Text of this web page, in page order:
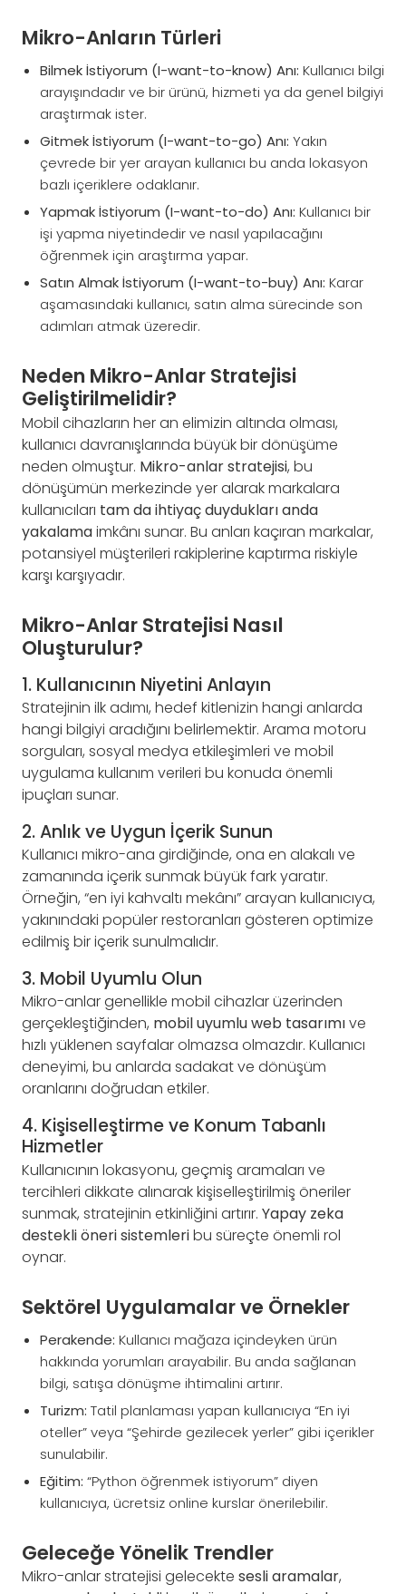
Mikro-Anların Türleri
Bilmek İstiyorum (I-want-to-know) Anı: Kullanıcı bilgi
arayışındadır ve bir ürünü, hizmeti ya da genel bilgiyi
araştırmak ister.
Gitmek İstiyorum (I-want-to-go) Anı: Yakın
çevrede bir yer arayan kullanıcı bu anda lokasyon
bazlı içeriklere odaklanır.
Yapmak İstiyorum (I-want-to-do) Anı: Kullanıcı bir
işi yapma niyetindedir ve nasıl yapılacağını
öğrenmek için araştırma yapar.
Satın Almak İstiyorum (I-want-to-buy) Anı: Karar
aşamasındaki kullanıcı, satın alma sürecinde son
adımları atmak üzeredir.
Neden Mikro-Anlar Stratejisi
Geliştirilmelidir?
Mobil cihazların her an elimizin altında olması,
kullanıcı davranışlarında büyük bir dönüşüme
neden olmuştur. Mikro-anlar stratejisi, bu
dönüşümün merkezinde yer alarak markalara
kullanıcıları tam da ihtiyaç duydukları anda
yakalamaimkânı sunar. Bu anları kaçıran markalar,
potansiyel müşterileri rakiplerine kaptırma riskiyle
karşı karşıyadır.
Mikro-Anlar Stratejisi Nasıl
Oluşturulur?
1. Kullanıcının Niyetini Anlayın
Stratejinin ilk adımı, hedef kitlenizin hangi anlarda
hangi bilgiyi aradığını belirlemektir. Arama motoru
sorguları, sosyal medya etkileşimleri ve mobil
uygulama kullanım verileri bu konuda önemli
ipuçları sunar.
2. Anlık ve Uygun İçerik Sunun
Kullanıcı mikro-ana girdiğinde, ona en alakalı ve
zamanında içerik sunmak büyük fark yaratır.
Örneğin, “en iyi kahvaltı mekânı” arayan kullanıcıya,
yakınındaki popüler restoranları gösteren optimize
edilmiş bir içerik sunulmalıdır.
3. Mobil Uyumlu Olun
Mikro-anlar genellikle mobil cihazlar üzerinden
gerçekleştiğinden, mobil uyumlu web tasarımıve
hızlı yüklenen sayfalar olmazsa olmazdır. Kullanıcı
deneyimi, bu anlarda sadakat ve dönüşüm
oranlarını doğrudan etkiler.
4. Kişiselleştirme ve Konum Tabanlı
Hizmetler
Kullanıcının lokasyonu, geçmiş aramaları ve
tercihleri dikkate alınarak kişiselleştirilmiş öneriler
sunmak, stratejinin etkinliğini artırır. Yapay zeka
destekli öneri sistemleribu süreçte önemli rol
oynar.
Sektörel Uygulamalar ve Örnekler
Perakende: Kullanıcı mağaza içindeyken ürün
hakkında yorumları arayabilir. Bu anda sağlanan
bilgi, satışa dönüşme ihtimalini artırır.
Turizm: Tatil planlaması yapan kullanıcıya “En iyi
oteller” veya “Şehirde gezilecek yerler” gibi içerikler
sunulabilir.
Eğitim: “Python öğrenmek istiyorum” diyen
kullanıcıya, ücretsiz online kurslar önerilebilir.
Geleceğe Yönelik Trendler
Mikro-anlar stratejisi gelecekte sesli aramalar,